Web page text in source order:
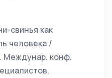
свинья как
человека /
Междунар. конф.